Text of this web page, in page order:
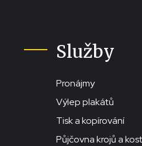
Služby
Pronájmy
Výlep plakátů
Tisk a kopírování
Půjčovna krojů a